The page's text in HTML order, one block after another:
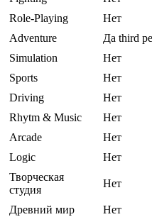
Role-Playing
Нет
Adventure
Да third
Simulation
Нет
Sports
Нет
Driving
Нет
Rhytm & Music
Нет
Arcade
Нет
Logic
Нет
Творческая
студия
Нет
Древний мир
Нет